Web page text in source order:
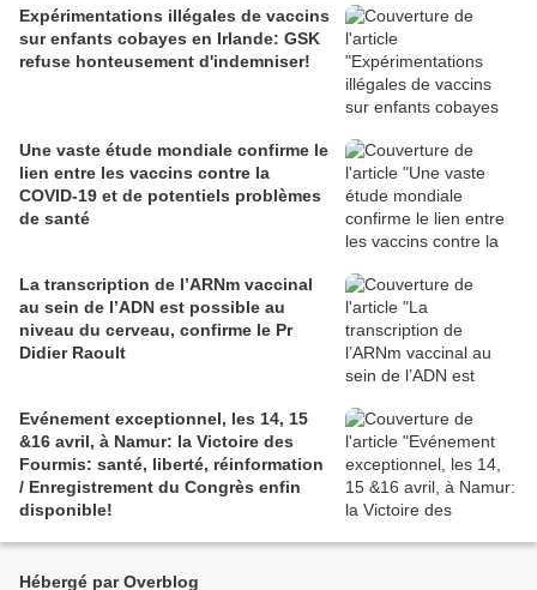
Expérimentations illégales de vaccins
sur enfants cobayes en Irlande: GSK
refuse honteusement d'indemniser!
Une vaste étude mondiale confirme le
lien entre les vaccins contre la
COVID-19 et de potentiels problèmes
de santé
La transcription de l’ARNm vaccinal
au sein de l’ADN est possible au
niveau du cerveau, confirme le Pr
Didier Raoult
Evénement exceptionnel, les 14, 15
&16 avril, à Namur: la Victoire des
Fourmis: santé, liberté, réinformation
/ Enregistrement du Congrès enfin
disponible!
Hébergé par Overblog